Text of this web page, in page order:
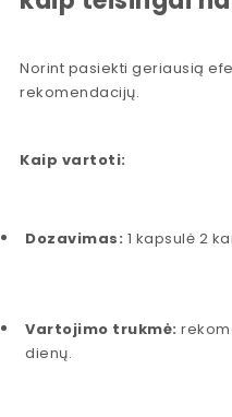
Norint pasiekti geriausią
rekomendacijų.
Kaip vartoti:
Dozavimas: 1 kapsulė 2
Vartojimo trukmė:
dienų.